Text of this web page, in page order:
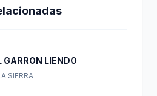
LIENDO
SIERRA